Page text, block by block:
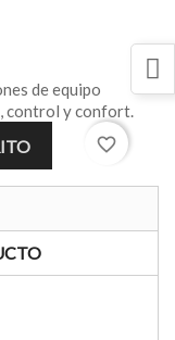
de equipo
control y confort.
favorite_border